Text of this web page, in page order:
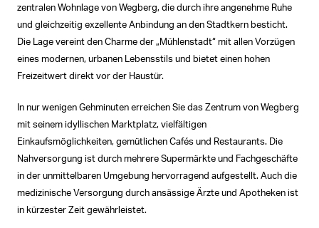
zentralen Wohnlage von Wegberg, die durch ihre angenehme Ruhe
und gleichzeitig exzellente Anbindung an den Stadtkern besticht.
Die Lage vereint den Charme der „Mühlenstadt“ mit allen Vorzügen
eines modernen, urbanen Lebensstils und bietet einen hohen
Freizeitwert direkt vor der Haustür.
In nur wenigen Gehminuten erreichen Sie das Zentrum von Wegberg
mit seinem idyllischen Marktplatz, vielfältigen
Einkaufsmöglichkeiten, gemütlichen Cafés und Restaurants. Die
Nahversorgung ist durch mehrere Supermärkte und Fachgeschäfte
in der unmittelbaren Umgebung hervorragend aufgestellt. Auch die
medizinische Versorgung durch ansässige Ärzte und Apotheken ist
in kürzester Zeit gewährleistet.